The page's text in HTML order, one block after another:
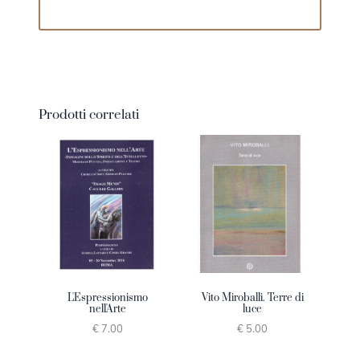
Prodotti correlati
L'Espressionismo
nell'Arte
€ 7.00
Vito Miroballi. Terre di
luce
€ 5.00